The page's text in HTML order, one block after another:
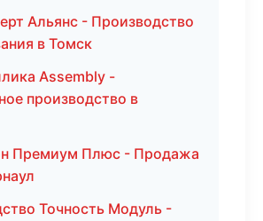
Альянс - Производство
в Томск
Assembly -
производство в
Премиум Плюс - Продажа
Точность Модуль -